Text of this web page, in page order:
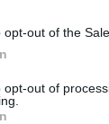
opt-out of the
opt-out of